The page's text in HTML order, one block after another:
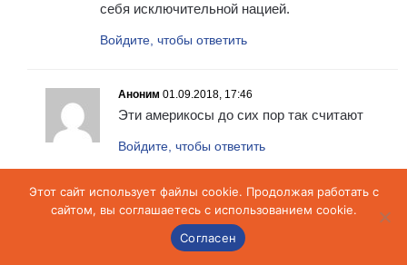
себя исключительной нацией.
Войдите, чтобы ответить
Аноним 01.09.2018, 17:46
Эти америкосы до сих пор так считают
Войдите, чтобы ответить
Аноним 04.09.2018, 20:52
Да это точно.Особенно Жириновский
который готов не то чтоб послать.Так еще и
Этот сайт использует файлы cookie. Продолжая работать с
сайтом, вы соглашаетесь с использованием cookie.
Согласен